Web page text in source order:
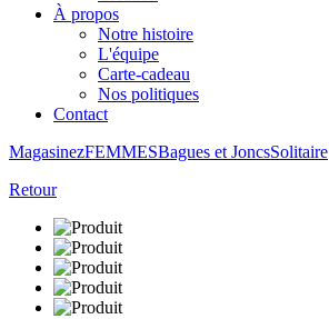
À propos
Notre histoire
L'équipe
Carte-cadeau
Nos politiques
Contact
MagasinezFEMMESBagues et JoncsSolitaire
Retour